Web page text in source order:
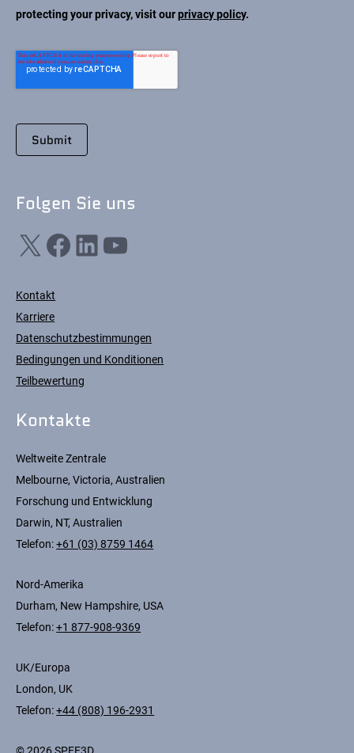
protecting your privacy, visit ourprivacy policy.
Folgen Sie uns
X Facebook LinkedIn YouTube
Kontakt
Karriere
Datenschutzbestimmungen
Bedingungen und Konditionen
Teilbewertung
Kontakte
Weltweite Zentrale
Melbourne, Victoria, Australien
Forschung und Entwicklung
Darwin, NT, Australien
Telefon:+61 (03) 8759 1464
Nord-Amerika
Durham, New Hampshire, USA
Telefon:+1 877-908-9369
UK/Europa
London, UK
Telefon:+44 (808) 196-2931